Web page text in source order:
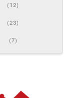
(12)
(23)
(7)